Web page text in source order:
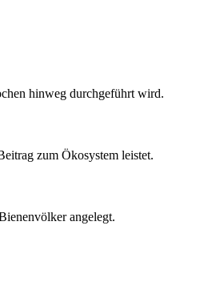
hinweg durchgeführt wird.
zum Ökosystem leistet.
angelegt.